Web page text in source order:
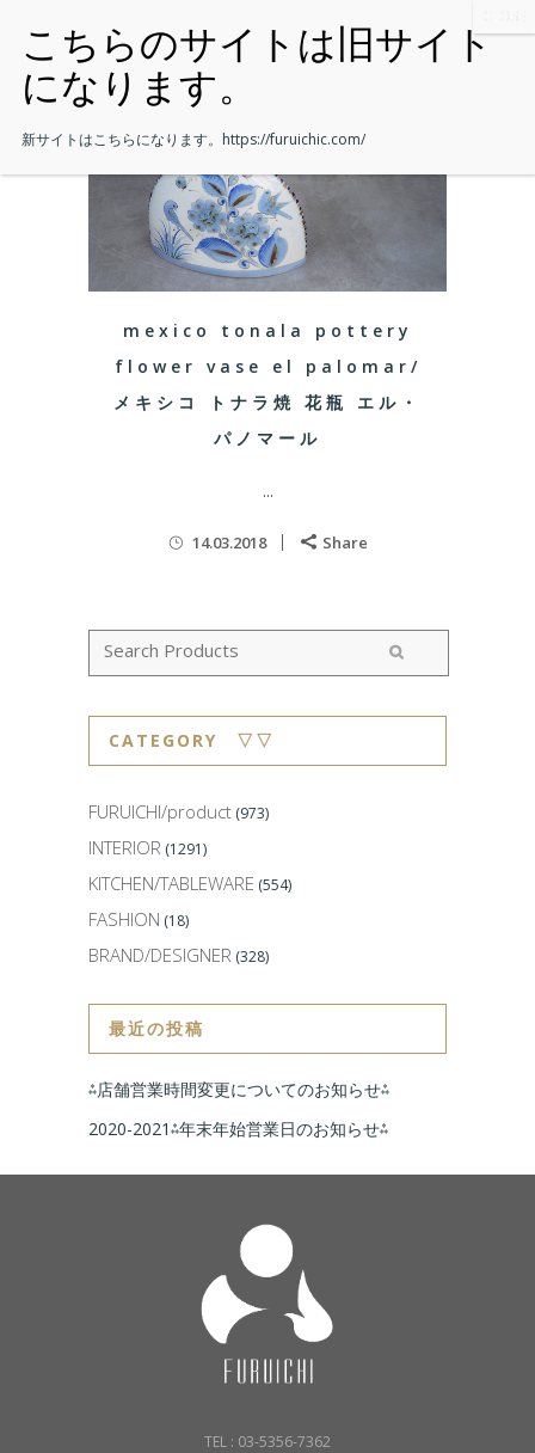
mexico tonala pottery
flower vase el palomar/
メキシコ トナラ焼 花瓶 エル・
パノマール
...
14.03.2018 Share
CATEGORY ▽▽
FURUICHI/product (973)
INTERIOR (1291)
KITCHEN/TABLEWARE (554)
FASHION (18)
BRAND/DESIGNER (328)
最近の投稿
⁂店舗営業時間変更についてのお知らせ⁂
2020-2021⁂年末年始営業日のお知らせ⁂
TEL : 03-5356-7362
新サイトはこちらになります。 https://furuichic.com/